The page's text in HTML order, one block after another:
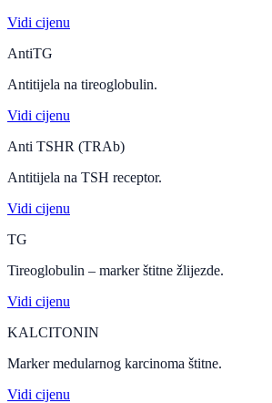
Vidi cijenu
AntiTG
Antitijela na tireoglobulin.
Vidi cijenu
Anti TSHR (TRAb)
Antitijela na TSH receptor.
Vidi cijenu
TG
Tireoglobulin – marker štitne žlijezde.
Vidi cijenu
KALCITONIN
Marker medularnog karcinoma štitne.
Vidi cijenu